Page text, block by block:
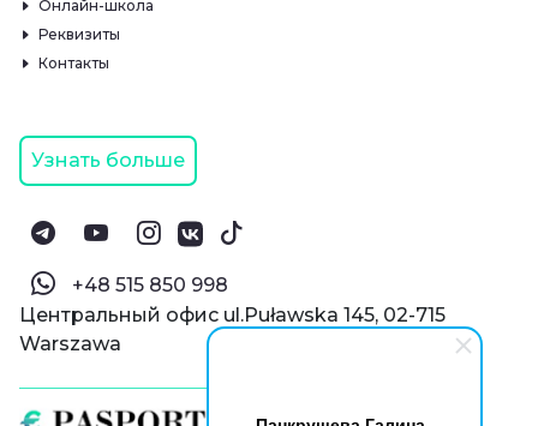
Онлайн-школа
Реквизиты
Контакты
Узнать больше
‪+48 515 850 998‬
Центральный офис ul.Puławska 145, 02-715
Warszawa